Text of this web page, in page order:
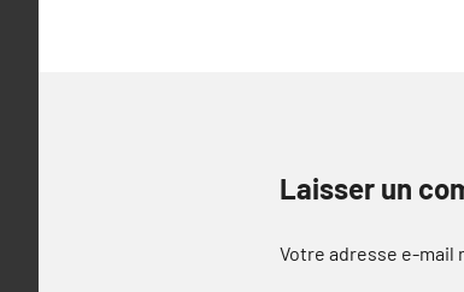
Laisser un
Votre adresse e-mail